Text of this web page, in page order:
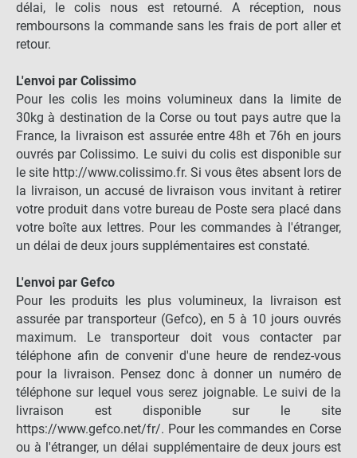
délai, le colis nous est retourné. A réception, nous
remboursons la commande sans les frais de port aller et
retour.
L'envoi par Colissimo
Pour les colis les moins volumineux dans la limite de
30kg à destination de la Corse ou tout pays autre que la
France, la livraison est assurée entre 48h et 76h en jours
ouvrés par Colissimo. Le suivi du colis est disponible sur
le site http://www.colissimo.fr. Si vous êtes absent lors de
la livraison, un accusé de livraison vous invitant à retirer
votre produit dans votre bureau de Poste sera placé dans
votre boîte aux lettres. Pour les commandes à l'étranger,
un délai de deux jours supplémentaires est constaté.
L'envoi par Gefco
Pour les produits les plus volumineux, la livraison est
assurée par transporteur (Gefco), en 5 à 10 jours ouvrés
maximum. Le transporteur doit vous contacter par
téléphone afin de convenir d'une heure de rendez-vous
pour la livraison. Pensez donc à donner un numéro de
téléphone sur lequel vous serez joignable. Le suivi de la
livraison est disponible sur le site
https://www.gefco.net/fr/. Pour les commandes en Corse
ou à l'étranger, un délai supplémentaire de deux jours est